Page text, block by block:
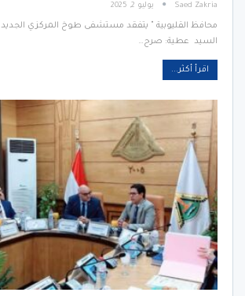
Saed Zakria يوليو 2, 2025
محافظ القليوبية " يتفقد مستشفى طوخ المركزي الجديد
السيد عطية: صرح…
اقرأ أكثر...